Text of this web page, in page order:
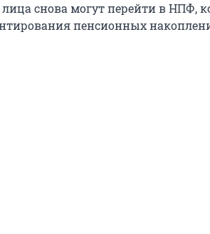
снова могут перейти в НПФ,
пенсионных